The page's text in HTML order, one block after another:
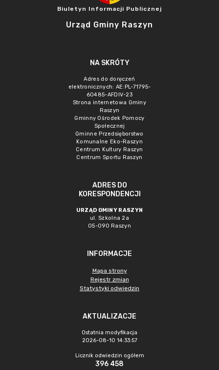
Biuletyn Informacji Publicznej
Urząd Gminy Raszyn
NA SKRÓTY
Adres do doręczeń
elektronicznych: AE:PL-71795-
60485-AFDIV-23
Strona internetowa Gminy
Raszyn
Gminny Ośrodek Pomocy
Społecznej
Gminne Przedsięborstwo
Komunalne Eko-Raszyn
Centrum Kultury Raszyn
Centrum Sportu Raszyn
ADRES DO
KORESPONDENCJI
URZĄD GMINY RASZYN
ul. Szkolna 2a
05-090 Raszyn
INFORMACJE
Mapa strony
Rejestr zmian
Statystyki odwiedzin
AKTUALIZACJE
Ostatnia modyfikacja
2026-08-10 14:33:57
Licznik odwiedzin ogółem
396 458